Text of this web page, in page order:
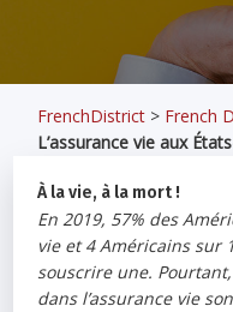
FrenchDistrict > French
L’assurance vie aux
À la vie, à la mort !
En 2019, 57% des
vie et 4 Américains sur
souscrire une.
dans l’assurance vie